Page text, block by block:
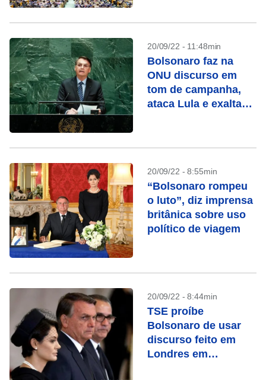
20/09/22 - 11:48min
Bolsonaro faz na
ONU discurso em
tom de campanha,
ataca Lula e exalta
20/09/22 - 8:55min
“Bolsonaro rompeu
o luto”, diz imprensa
britânica sobre uso
político de viagem
20/09/22 - 8:44min
TSE proíbe
Bolsonaro de usar
discurso feito em
Londres em